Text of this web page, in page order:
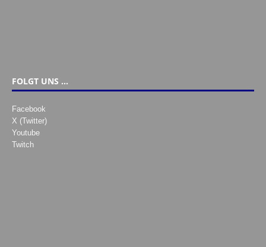
FOLGT UNS …
Facebook
X (Twitter)
Youtube
Twitch